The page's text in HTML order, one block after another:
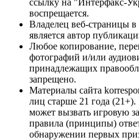
воспрещается.
Владелец веб-страницы
является автор
Любое копирование,
фотографий и/или
принадлежащих
запрещено.
Материалы сайта
лиц старше 21 года
может вызвать игровую
правила (принципы)
обнаружении первых